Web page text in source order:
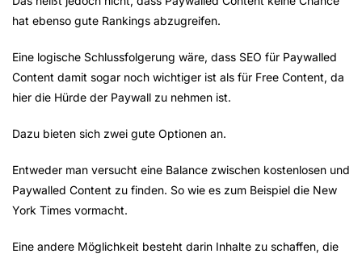
hat ebenso gute Rankings abzugreifen.
Eine logische Schlussfolgerung wäre, dass SEO für Paywalled
Content damit sogar noch wichtiger ist als für Free Content, da
hier die Hürde der Paywall zu nehmen ist.
Dazu bieten sich zwei gute Optionen an.
Entweder man versucht eine Balance zwischen kostenlosen und
Paywalled Content zu finden. So wie es zum Beispiel die New
York Times vormacht.
Eine andere Möglichkeit besteht darin Inhalte zu schaffen, die